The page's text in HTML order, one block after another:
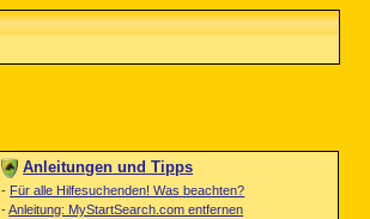
Anleitungen und Tipps
- Für alle Hilfesuchenden! Was beachten?
-Anleitung: MyStartSearch.com entfernen